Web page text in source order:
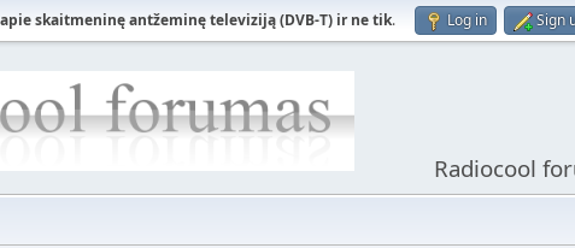
skaitmeninę antžeminę televiziją (DVB-T) ir ne tik. Log in Sign
Radiocool